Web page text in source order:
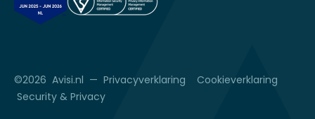
©2026 Avisi.nl — Privacyverklaring
Cookieverklaring
Security & Privacy